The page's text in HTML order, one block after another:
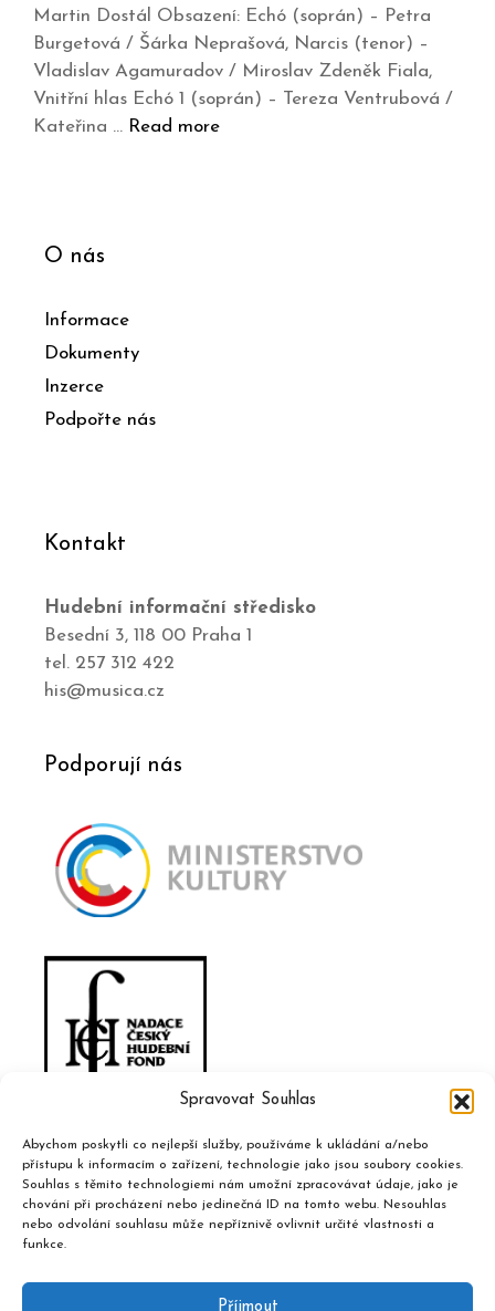
Spravovat Souhlas
Abychom poskytli co nejlepší služby, používáme k ukládání a/nebo
přístupu k informacím o zařízení, technologie jako jsou soubory cookies.
Souhlas s těmito technologiemi nám umožní zpracovávat údaje, jako je
chování při procházení nebo jedinečná ID na tomto webu. Nesouhlas
nebo odvolání souhlasu může nepříznivě ovlivnit určité vlastnosti a
funkce.
Příjmout
Martin Dostál Obsazení: Echó (soprán) – Petra
Burgetová / Šárka Neprašová, Narcis (tenor) –
Vladislav Agamuradov / Miroslav Zdeněk Fiala,
Vnitřní hlas Echó 1 (soprán) – Tereza Ventrubová /
Kateřina … Read more
O nás
Informace
Dokumenty
Inzerce
Podpořte nás
Kontakt
Hudební informační středisko
Besední 3, 118 00 Praha 1
tel. 257 312 422
his@musica.cz
Podporují nás